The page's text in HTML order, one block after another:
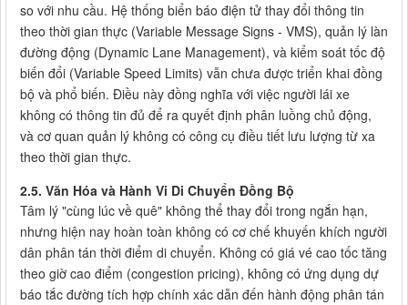
so với nhu cầu. Hệ thống biển báo điện tử thay đổi thông tin
theo thời gian thực (Variable Message Signs - VMS), quản lý làn
đường động (Dynamic Lane Management), và kiểm soát tốc độ
biến đổi (Variable Speed Limits) vẫn chưa được triển khai đồng
bộ và phổ biến. Điều này đồng nghĩa với việc người lái xe
không có thông tin đủ để ra quyết định phân luồng chủ động,
và cơ quan quản lý không có công cụ điều tiết lưu lượng từ xa
theo thời gian thực.
2.5. Văn Hóa và Hành Vi Di Chuyển Đồng Bộ
Tâm lý "cùng lúc về quê" không thể thay đổi trong ngắn hạn,
nhưng hiện nay hoàn toàn không có cơ chế khuyến khích người
dân phân tán thời điểm di chuyển. Không có giá vé cao tốc tăng
theo giờ cao điểm (congestion pricing), không có ứng dụng dự
báo tắc đường tích hợp chính xác dẫn đến hành động phân tán